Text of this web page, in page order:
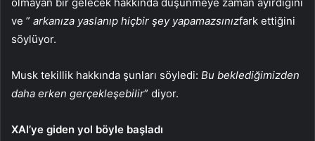
ve ” arkanıza yaslanıp hiçbir şey yapamazsınızfark ettiğini
söylüyor.
Musk tekillik hakkında şunları söyledi: Bu beklediğimizden
daha erken gerçekleşebilir” diyor.
XAI’ye giden yol böyle başladı